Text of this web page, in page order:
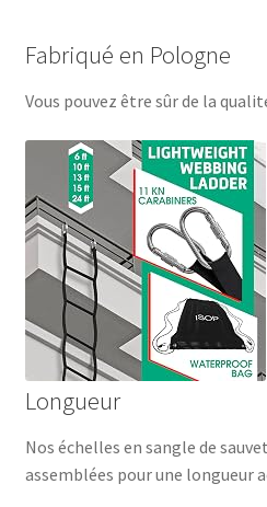
Fabriqué en Pologne
Vous pouvez être sûr de la
Longueur
Nos échelles en sangle de
assemblées pour une longueur